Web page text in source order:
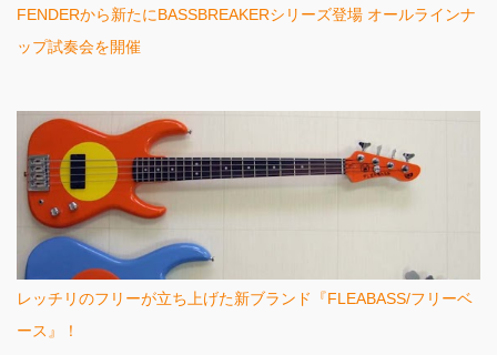
FENDERから新たにBASSBREAKERシリーズ登場 オールラインナ
ップ試奏会を開催
レッチリのフリーが立ち上げた新ブランド『FLEABASS/フリーベ
ース』！